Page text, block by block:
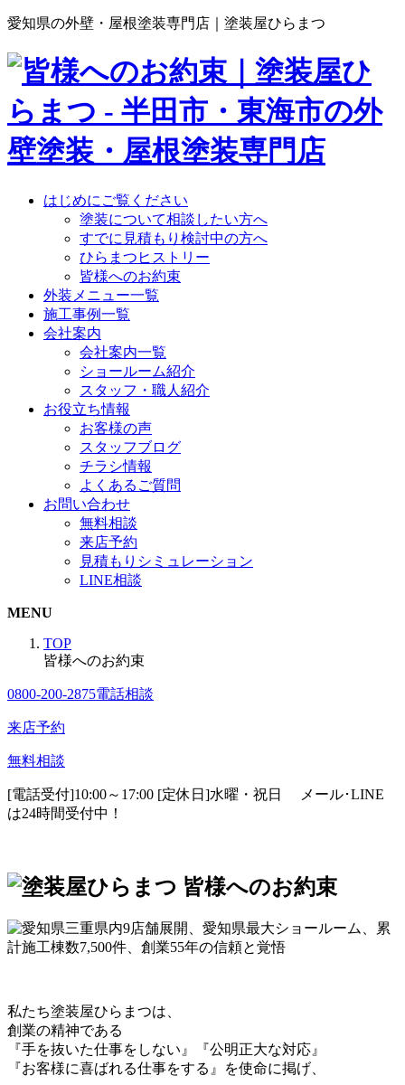
愛知県の外壁・屋根塗装専門店｜塗装屋ひらまつ
はじめにご覧ください
塗装について相談したい方へ
すでに見積もり検討中の方へ
ひらまつヒストリー
皆様へのお約束
外装メニュー一覧
施工事例一覧
会社案内
会社案内一覧
ショールーム紹介
スタッフ・職人紹介
お役立ち情報
お客様の声
スタッフブログ
チラシ情報
よくあるご質問
お問い合わせ
無料相談
来店予約
見積もりシミュレーション
LINE相談
MENU
TOP
皆様へのお約束
0800-200-2875電話相談
来店予約
無料相談
[電話受付]10:00～17:00 [定休日]水曜・祝日
メール･LINE
は24時間受付中！
私たち塗装屋ひらまつは、
創業の精神である
『手を抜いた仕事をしない』『公明正大な対応』
『お客様に喜ばれる仕事をする』を使命に掲げ、